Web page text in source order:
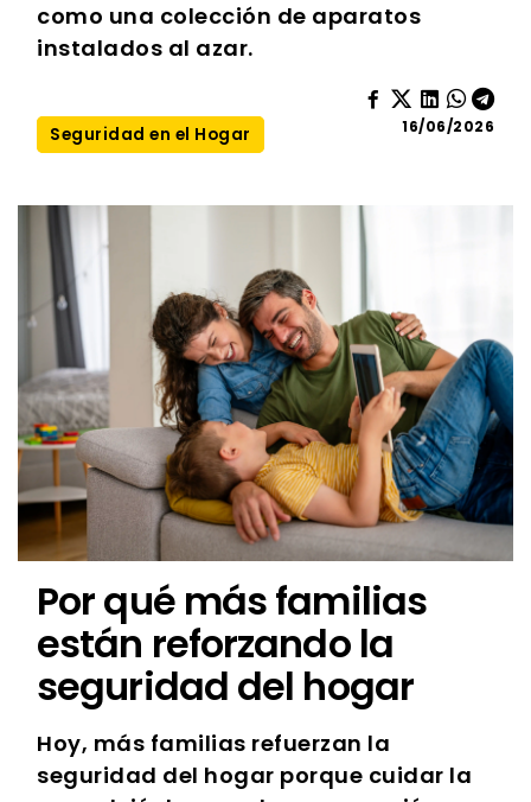
como una colección de aparatos
instalados al azar.
Seguridad en el Hogar 16/06/2026
Por qué más familias
están reforzando la
seguridad del hogar
Hoy, más familias refuerzan la
seguridad del hogar porque cuidar la